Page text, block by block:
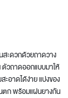
สะดวกด้วยถาดวาง
ตัวถาดออกแบบมาให้
อาดได้ง่าย แบ่งของ
ตก พร้อมแผ่นยางกัน